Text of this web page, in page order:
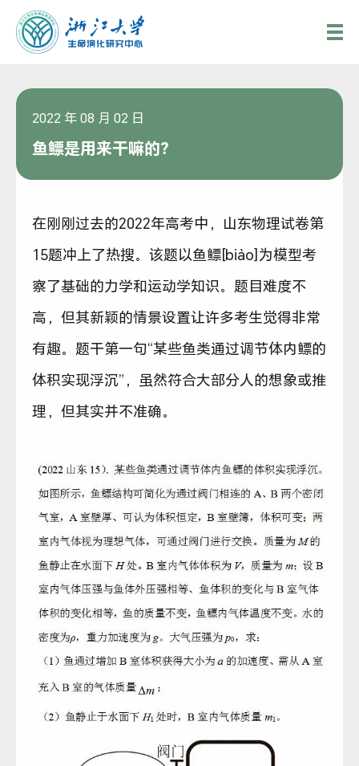
2022 年 08 月 02 日
鱼鳔是用来干嘛的？
在刚刚过去的2022年高考中，山东物理试卷第
15题冲上了热搜。该题以鱼鳔[biào]为模型考
察了基础的力学和运动学知识。题目难度不
高，但其新颖的情景设置让许多考生觉得非常
有趣。题干第一句“某些鱼类通过调节体内鳔的
体积实现浮沉”，虽然符合大部分人的想象或推
理，但其实并不准确。